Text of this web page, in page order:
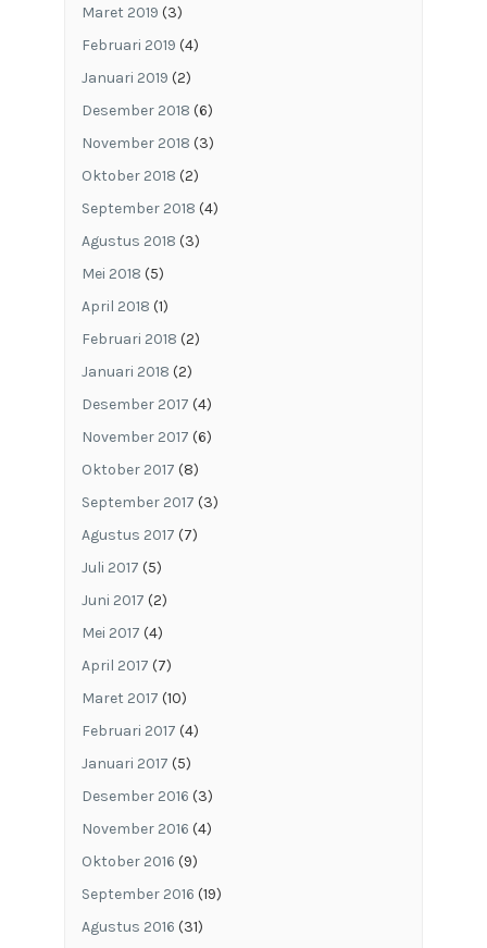
Maret 2019 (3)
Februari 2019 (4)
Januari 2019 (2)
Desember 2018 (6)
November 2018 (3)
Oktober 2018 (2)
September 2018 (4)
Agustus 2018 (3)
Mei 2018 (5)
April 2018 (1)
Februari 2018 (2)
Januari 2018 (2)
Desember 2017 (4)
November 2017 (6)
Oktober 2017 (8)
September 2017 (3)
Agustus 2017 (7)
Juli 2017 (5)
Juni 2017 (2)
Mei 2017 (4)
April 2017 (7)
Maret 2017 (10)
Februari 2017 (4)
Januari 2017 (5)
Desember 2016 (3)
November 2016 (4)
Oktober 2016 (9)
September 2016 (19)
Agustus 2016 (31)